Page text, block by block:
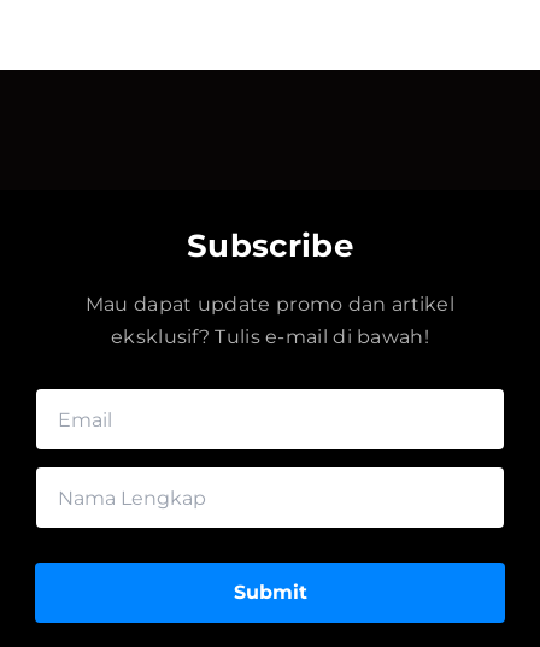
Subscribe
Mau dapat update promo dan artikel
eksklusif? Tulis e-mail di bawah!
Submit